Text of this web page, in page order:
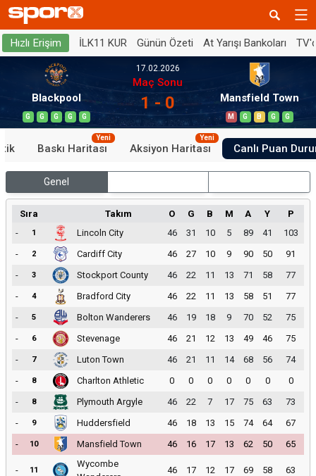
Hızlı Erişim İLK11 KUR Günün Özeti At Yarışı Bankoları
Blackpool
G G G G G
17.02.2026
Maç Sonu
1 - 0 Mansfield Town
M G B G G
Baskı Haritası
Yeni
Aksiyon Haritası
Yeni
Canlı Puan
Genel
Sıra Takım O G B M A Y
P
-
1 Lincoln City 46 31 10 5 89 41
103
-
2 Cardiff City 46 27 10 9 90 50
91
-
3 Stockport County 46 22 11 13 71 58
77
-
4 Bradford City 46 22 11 13 58 51
77
-
5 Bolton Wanderers 46 19 18 9 70 52
75
-
6 Stevenage 46 21 12 13 49 46
75
-
7 Luton Town 46 21 11 14 68 56
74
-
8 Charlton Athletic 0 0 0 0 0 0
0
-
8 Plymouth Argyle 46 22 7 17 75 63
73
-
9 Huddersfield 46 18 13 15 74 64
67
-
10 Mansfield Town 46 16 17 13 62 50 65
- 11
Wycombe
46 17 12 17 69 58 63